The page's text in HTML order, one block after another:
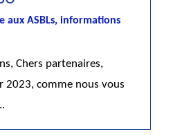
aux ASBLs, informations
Chers partenaires,
2023, comme nous vous